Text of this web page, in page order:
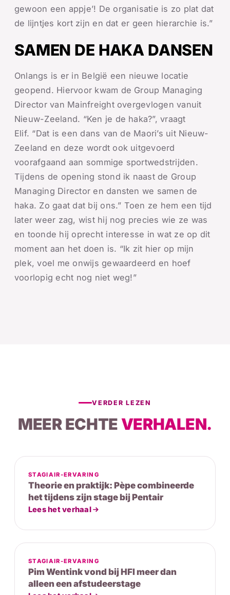
gewoon een appje’! De organisatie is zo plat dat
de lijntjes kort zijn en dat er geen hierarchie is.”
SAMEN DE HAKA DANSEN
Onlangs is er in België een nieuwe locatie
geopend. Hiervoor kwam de Group Managing
Director van Mainfreight overgevlogen vanuit
Nieuw-Zeeland. “Ken je de haka?”, vraagt
Elif. “Dat is een dans van de Maori’s uit Nieuw-
Zeeland en deze wordt ook uitgevoerd
voorafgaand aan sommige sportwedstrijden.
Tijdens de opening stond ik naast de Group
Managing Director en dansten we samen de
haka. Zo gaat dat bij ons.” Toen ze hem een tijd
later weer zag, wist hij nog precies wie ze was
en toonde hij oprecht interesse in wat ze op dit
moment aan het doen is. “Ik zit hier op mijn
plek, voel me onwijs gewaardeerd en hoef
voorlopig echt nog niet weg!”
VERDER LEZEN
MEER ECHTEVERHALEN.
STAGIAIR-ERVARING
Theorie en praktijk: Pèpe combineerde
het tijdens zijn stage bij Pentair
Lees het verhaal
STAGIAIR-ERVARING
Pim Wentink vond bij HFI meer dan
alleen een afstudeerstage